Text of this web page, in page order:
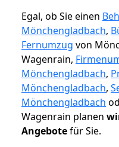
Egal, ob Sie einen
Mönchengladbach,
Fernumzug von
Wagenrain,
Mönchengladbach,
Mönchengladbach,
Mönchengladbach
Wagenrain planen
Angebotefür Sie.